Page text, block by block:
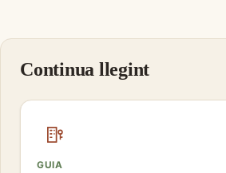
Continua llegint
GUIA